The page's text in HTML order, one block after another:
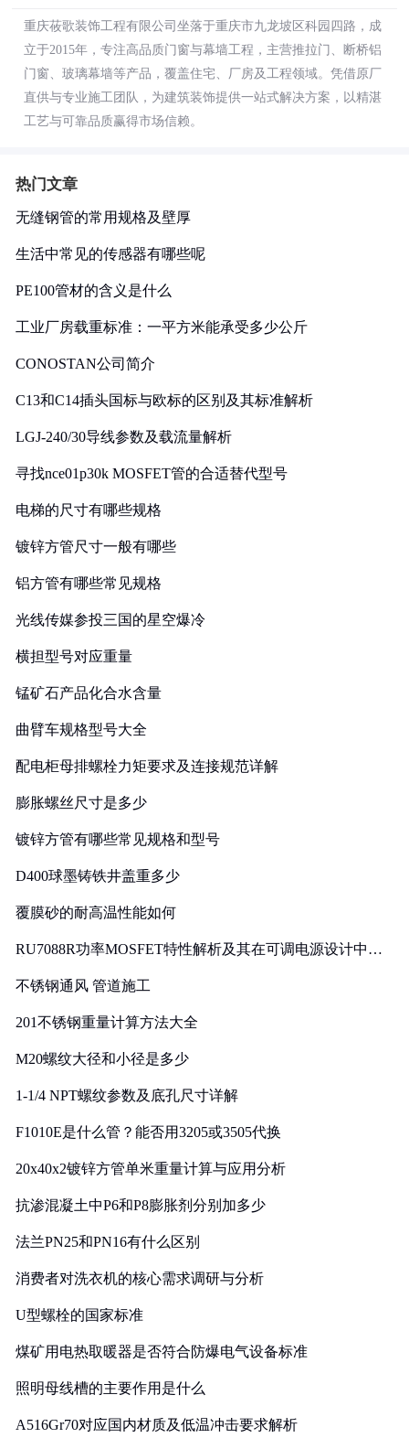
重庆莜歌装饰工程有限公司坐落于重庆市九龙坡区科园四路，成
立于2015年，专注高品质门窗与幕墙工程，主营推拉门、断桥铝
门窗、玻璃幕墙等产品，覆盖住宅、厂房及工程领域。凭借原厂
直供与专业施工团队，为建筑装饰提供一站式解决方案，以精湛
工艺与可靠品质赢得市场信赖。
热门文章
无缝钢管的常用规格及壁厚
生活中常见的传感器有哪些呢
PE100管材的含义是什么
工业厂房载重标准：一平方米能承受多少公斤
CONOSTAN公司简介
C13和C14插头国标与欧标的区别及其标准解析
LGJ-240/30导线参数及载流量解析
寻找nce01p30k MOSFET管的合适替代型号
电梯的尺寸有哪些规格
镀锌方管尺寸一般有哪些
铝方管有哪些常见规格
光线传媒参投三国的星空爆冷
横担型号对应重量
锰矿石产品化合水含量
曲臂车规格型号大全
配电柜母排螺栓力矩要求及连接规范详解
膨胀螺丝尺寸是多少
镀锌方管有哪些常见规格和型号
D400球墨铸铁井盖重多少
覆膜砂的耐高温性能如何
RU7088R功率MOSFET特性解析及其在可调电源设计中的
不锈钢通风 管道施工
201不锈钢重量计算方法大全
M20螺纹大径和小径是多少
1-1/4 NPT螺纹参数及底孔尺寸详解
F1010E是什么管？能否用3205或3505代换
20x40x2镀锌方管单米重量计算与应用分析
抗渗混凝土中P6和P8膨胀剂分别加多少
法兰PN25和PN16有什么区别
消费者对洗衣机的核心需求调研与分析
U型螺栓的国家标准
煤矿用电热取暖器是否符合防爆电气设备标准
照明母线槽的主要作用是什么
A516Gr70对应国内材质及低温冲击要求解析